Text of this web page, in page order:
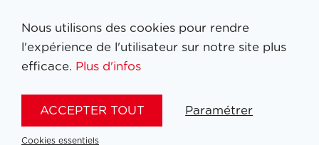
S'inscrire à la newsletter
Nous utilisons des cookies pour rendre
l'expérience de l'utilisateur sur notre site plus
efficace. Plus d'infos
ACCEPTER TOUT Paramétrer
Cookies essentiels